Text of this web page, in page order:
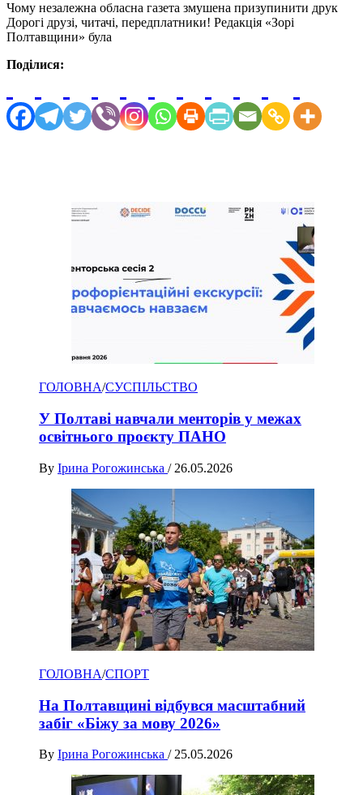
Чому незалежна обласна газета змушена призупинити друк
Дорогі друзі, читачі, передплатники! Редакція «Зорі
Полтавщини» була
Поділися:
ГОЛОВНА/СУСПІЛЬСТВО
У Полтаві навчали менторів у межах
освітнього проєкту ПАНО
By Ірина Рогожинська / 26.05.2026
ГОЛОВНА/СПОРТ
На Полтавщині відбувся масштабний
забіг «Біжу за мову 2026»
By Ірина Рогожинська / 25.05.2026